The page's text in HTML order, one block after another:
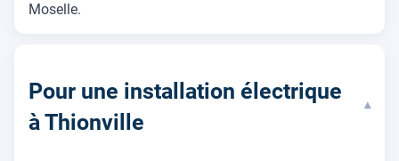
Moselle.
Pour une installation électrique
à Thionville
▾